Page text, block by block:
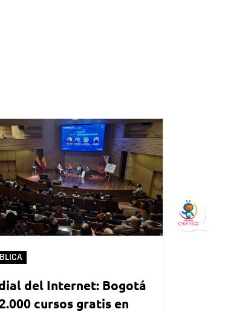
del Internet: Bogotá
cursos gratis en